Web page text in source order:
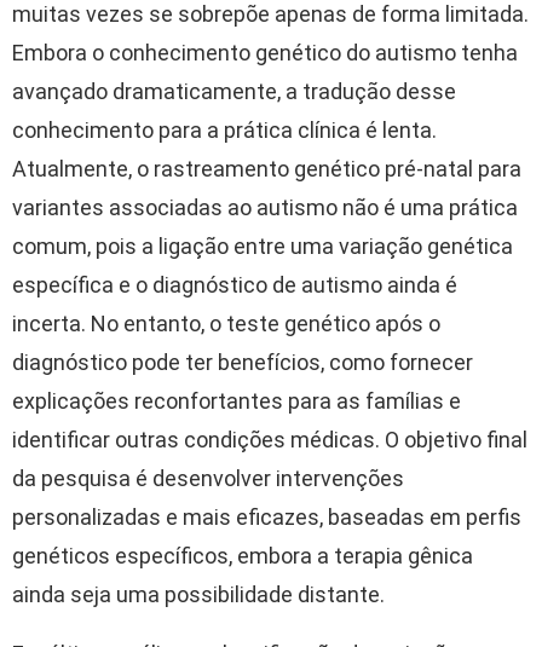
muitas vezes se sobrepõe apenas de forma limitada.
Embora o conhecimento genético do autismo tenha
avançado dramaticamente, a tradução desse
conhecimento para a prática clínica é lenta.
Atualmente, o rastreamento genético pré-natal para
variantes associadas ao autismo não é uma prática
comum, pois a ligação entre uma variação genética
específica e o diagnóstico de autismo ainda é
incerta. No entanto, o teste genético após o
diagnóstico pode ter benefícios, como fornecer
explicações reconfortantes para as famílias e
identificar outras condições médicas. O objetivo final
da pesquisa é desenvolver intervenções
personalizadas e mais eficazes, baseadas em perfis
genéticos específicos, embora a terapia gênica
ainda seja uma possibilidade distante.